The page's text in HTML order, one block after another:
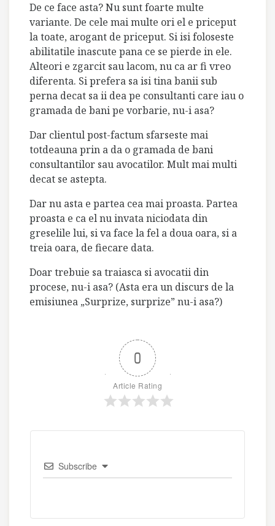
De ce face asta? Nu sunt foarte multe
variante. De cele mai multe ori el e priceput
la toate, arogant de priceput. Si isi foloseste
abilitatile inascute pana ce se pierde in ele.
Alteori e zgarcit sau lacom, nu ca ar fi vreo
diferenta. Si prefera sa isi tina banii sub
perna decat sa ii dea pe consultanti care iau o
gramada de bani pe vorbarie, nu-i asa?
Dar clientul post-factum sfarseste mai
totdeauna prin a da o gramada de bani
consultantilor sau avocatilor. Mult mai multi
decat se astepta.
Dar nu asta e partea cea mai proasta. Partea
proasta e ca el nu invata niciodata din
greselile lui, si va face la fel a doua oara, si a
treia oara, de fiecare data.
Doar trebuie sa traiasca si avocatii din
procese, nu-i asa? (Asta era un discurs de la
emisiunea „Surprize, surprize” nu-i asa?)
0
Article Rating
Subscribe